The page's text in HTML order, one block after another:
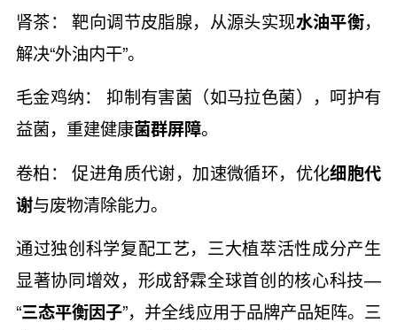
肾茶： 靶向调节皮脂腺，从源头实现水油平衡，
解决“外油内干”。
毛金鸡纳： 抑制有害菌（如马拉色菌），呵护有
益菌，重建健康菌群屏障。
卷柏： 促进角质代谢，加速微循环，优化细胞代
谢与废物清除能力。
通过独创科学复配工艺，三大植萃活性成分产生
显著协同增效，形成舒霖全球首创的核心科技—
“三态平衡因子”，并全线应用于品牌产品矩阵。三